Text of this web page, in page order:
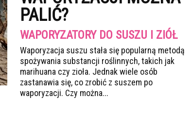
PALIĆ?
WAPORYZATORY DO SUSZU I ZIÓŁ
Waporyzacja suszu stała się popularną metodą
spożywania substancji roślinnych, takich jak
marihuana czy zioła. Jednak wiele osób
zastanawia się, co zrobić z suszem po
waporyzacji. Czy można...